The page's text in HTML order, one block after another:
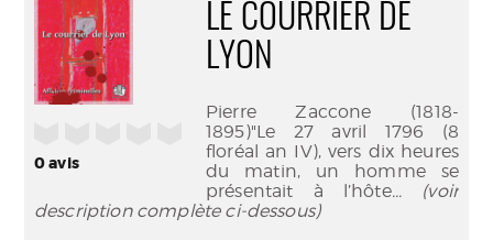
0avis
LE COURRIER DE
LYON
Pierre Zaccone (1818-
1895)"Le 27 avril 1796 (8
floréal an IV), vers dix heures
du matin, un homme se
présentait à l’hôte... (voir
description complète ci-dessous)